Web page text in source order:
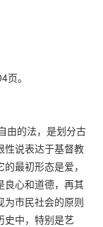
。
由的法，是划分古
性说表达于基督教
最初形态是爱，
良心和道德，再其
为市民社会的原则
史中，特别是艺